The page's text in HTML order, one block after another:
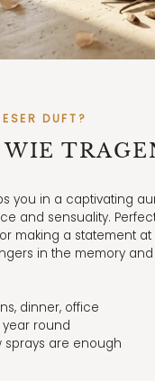
DUFT?
you in a captivating
and sensuality.
making a statement
in the memory
dinner, office
round
sprays are enough